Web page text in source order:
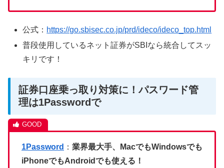
公式： https://go.sbisec.co.jp/prd/ideco/ideco_top.html
普段使用しているネット証券がSBIなら統合してスッ
キリです！
証券口座乗っ取り対策に！パスワード管
理は1Passwordで
1Password ： 業界最大手、MacでもWindowsでも
iPhoneでもAndroidでも使える！